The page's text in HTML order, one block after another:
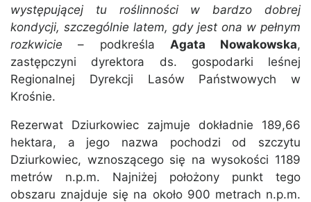
występującej tu roślinności w bardzo dobrej
kondycji, szczególnie latem, gdy jest ona w pełnym
rozkwicie – podkreśla Agata Nowakowska,
zastępczyni dyrektora ds. gospodarki leśnej
Regionalnej Dyrekcji Lasów Państwowych w
Krośnie.
Rezerwat Dziurkowiec zajmuje dokładnie 189,66
hektara, a jego nazwa pochodzi od szczytu
Dziurkowiec, wznoszącego się na wysokości 1189
metrów n.p.m. Najniżej położony punkt tego
obszaru znajduje się na około 900 metrach n.p.m.